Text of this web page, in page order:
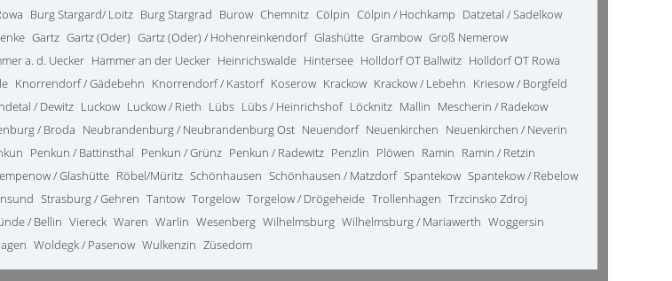
Burg Stargard/ Loitz Burg Stargrad Burow Chemnitz Cölpin Cölpin / Hochkamp Datzetal / Sadelkow
Gartz Gartz (Oder) Gartz (Oder) / Hohenreinkendorf Glashütte Grambow Groß Nemerow
a. d. Uecker Hammer an der Uecker Heinrichswalde Hintersee Holldorf OT Ballwitz Holldorf OT Rowa
Knorrendorf / Gädebehn Knorrendorf / Kastorf Koserow Krackow Krackow / Lebehn Kriesow / Borgfeld
/ Dewitz Luckow Luckow / Rieth Lübs Lübs / Heinrichshof Löcknitz Mallin Mescherin / Radekow
/ Broda Neubrandenburg / Neubrandenburg Ost Neuendorf Neuenkirchen Neuenkirchen / Neverin
Penkun / Battinsthal Penkun / Grünz Penkun / Radewitz Penzlin Plöwen Ramin Ramin / Retzin
/ Glashütte Röbel/Müritz Schönhausen Schönhausen / Matzdorf Spantekow Spantekow / Rebelow
Strasburg / Gehren Tantow Torgelow Torgelow / Drögeheide Trollenhagen Trzcinsko Zdroj
/ Bellin Viereck Waren Warlin Wesenberg Wilhelmsburg Wilhelmsburg / Mariawerth Woggersin
Woldegk / Pasenow Wulkenzin Züsedom